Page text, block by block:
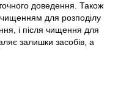
доведення. Також
для розподілу
і після чищення для
залишки засобів, а